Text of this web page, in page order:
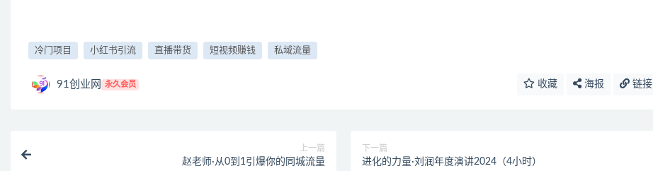
冷门项目 小红书引流 直播带货 短视频赚钱 私域流量
91创业网 永久会员 收藏 海报 链接
上一篇
赵老师·从0到1引爆你的同城流量
下一篇
进化的力量·刘润年度演讲2024（4小时）